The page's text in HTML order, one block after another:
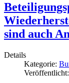
sind auch
Details
Kategorie: